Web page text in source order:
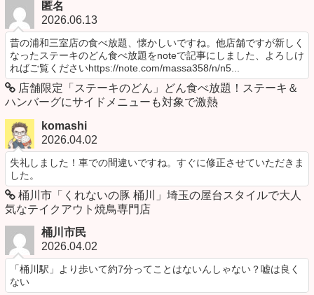
匿名
2026.06.13
昔の浦和三室店の食べ放題、懐かしいですね。他店舗ですが新しく
なったステーキのどん食べ放題をnoteで記事にしました、よろしけ
ればご覧くださいhttps://note.com/massa358/n/n5...
店舗限定「ステーキのどん」どん食べ放題！ステーキ＆
ハンバーグにサイドメニューも対象で激熱
komashi
2026.04.02
失礼しました！車での間違いですね。すぐに修正させていただきま
した。
桶川市「くれないの豚 桶川」埼玉の屋台スタイルで大人
気なテイクアウト焼鳥専門店
桶川市民
2026.04.02
「桶川駅」より歩いて約7分ってことはないんしゃない？嘘は良く
ない